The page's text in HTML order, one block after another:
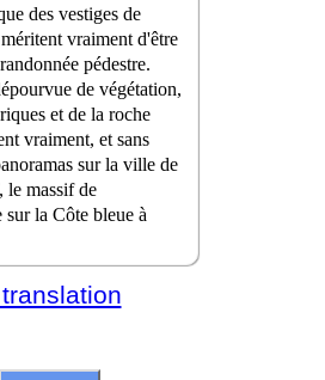
des vestiges de
vraiment d'être
pédestre.
de végétation,
et de la roche
vraiment, et sans
sur la ville de
le massif de
la Côte bleue à